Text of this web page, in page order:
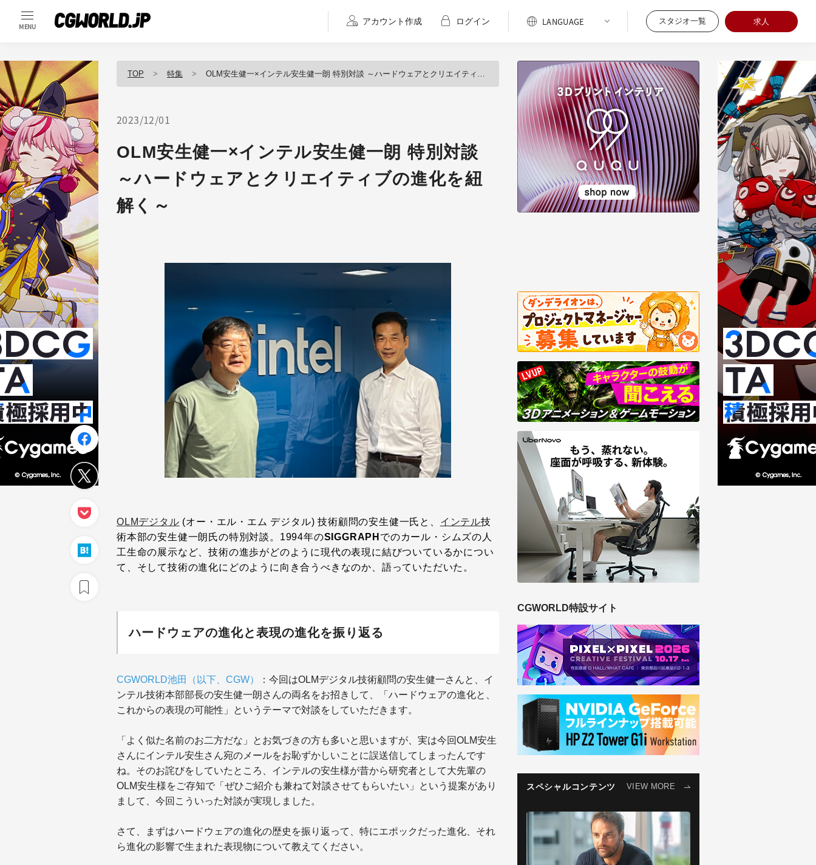
MENU
アカウント作成 ログイン スタジオ一覧 求人
TOP 特集 OLM安生健一×インテル安生健一朗 特別対談 ～ハードウェアとクリエイティブの進化を紐解く～
2023/12/01
OLM安生健一×インテル安生健一朗 特別対談
～ハードウェアとクリエイティブの進化を紐
解く～
OLMデジタル (オー・エル・エム デジタル) 技術顧問の安生健一氏と、 インテル技
術本部の安生健一朗氏の特別対談。1994年のSIGGRAPH でのカール・シムズの人
工生命の展示など、技術の進歩がどのように現代の表現に結びついているかについ
て、そして技術の進化にどのように向き合うべきなのか、語っていただいた。
ハードウェアの進化と表現の進化を振り返る
CGWORLD池田（以下、CGW）
：今回はOLMデジタル技術顧問の安生健一さんと、イ
ンテル技術本部部長の安生健一朗さんの両名をお招きして、「ハードウェアの進化と、
これからの表現の可能性」というテーマで対談をしていただきます。
「よく似た名前のお二方だな」とお気づきの方も多いと思いますが、実は今回OLM安生
さんにインテル安生さん宛のメールをお恥ずかしいことに誤送信してしまったんです
ね。そのお詫びをしていたところ、インテルの安生様が昔から研究者として大先輩の
OLM安生様をご存知で「ぜひご紹介も兼ねて対談させてもらいたい」という提案があり
まして、今回こういった対談が実現しました。
さて、まずはハードウェアの進化の歴史を振り返って、特にエポックだった進化、それ
ら進化の影響で生まれた表現物について教えてください。
CGWORLD特設サイト
スペシャルコンテンツ VIEW MORE